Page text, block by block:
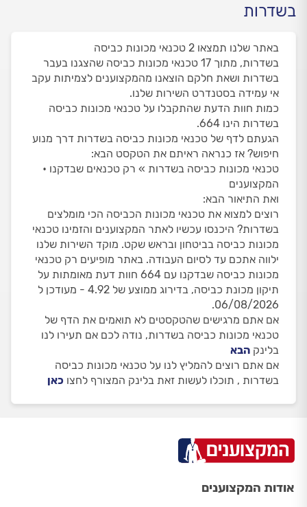
בשדרות
באתר שלנו תמצאו 2 טכנאי מכונות כביסה
בשדרות, מתוך 17 טכנאי מכונות כביסה שהצגנו בעבר
בשדרות ושאת חלקם הוצאנו מהמקצוענים לצמיתות עקב
אי עמידה בסטנדרט השירות שלנו.
כמות חוות הדעת שהתקבלו על טכנאי מכונות כביסה
בשדרות הינו 664.
הגעתם לדף של טכנאי מכונות כביסה בשדרות דרך מנוע
חיפוש? אז כנראה ראיתם את הטקסט הבא:
טכנאי מכונות כביסה בשדרות » רק טכנאים שבדקנו •
המקצוענים
ואת התיאור הבא:
רוצים למצוא את טכנאי מכונות הכביסה הכי מומלצים
בשדרות? היכנסו עכשיו לאתר המקצוענים והזמינו טכנאי
מכונות כביסה בביטחון ובראש שקט. מוקד השירות שלנו
ילווה אתכם עד לסיום העבודה. באתר מופיעים רק טכנאי
מכונות כביסה שבדקנו עם 664 חוות דעת מאומתות על
תיקון מכונת כביסה, בדירוג ממוצע של 4.92 - מעודכן ל
06/08/2026.
אם אתם מרגישים שהטקסטים לא תואמים את הדף של
טכנאי מכונות כביסה בשדרות, נודה לכם אם תעירו לנו
בלינק הבא
אם אתם רוצים להמליץ לנו על טכנאי מכונות כביסה
בשדרות , תוכלו לעשות זאת בלינק המצורף לחצו כאן
אודות המקצוענים